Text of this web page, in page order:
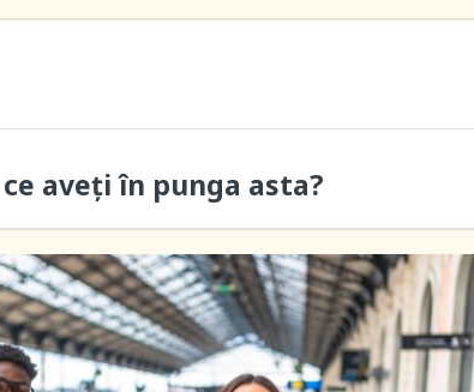
aveți în punga asta?